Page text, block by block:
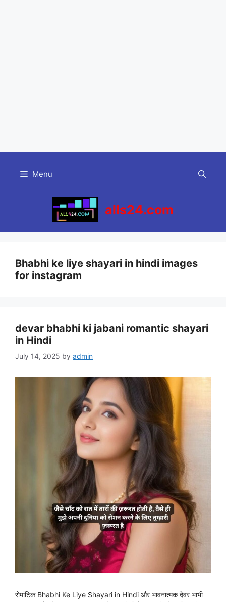
content
Menu
alls24.com
Bhabhi ke liye shayari in hindi images
for instagram
devar bhabhi ki jabani romantic shayari
in Hindi
July 14, 2025 by admin
रोमांटिक Bhabhi Ke Liye Shayari in Hindi और भावनात्मक देवर भाभी